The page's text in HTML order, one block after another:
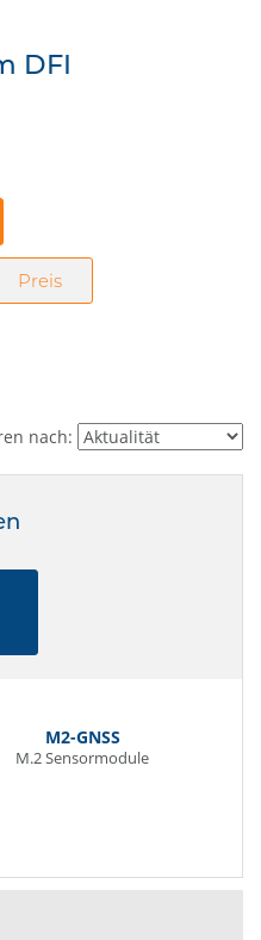
DFI
Preis
nach:
M2-GNSS
M.2 Sensormodule